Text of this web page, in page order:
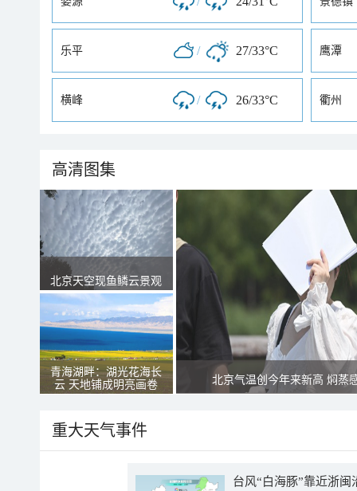
乐平 / 27/33°C 鹰潭
横峰 / 26/33°C 衢州
高清图集
北京天空现鱼鳞云景观
青海湖畔：湖光花海长
云 天地铺成明亮画卷
北京气温创今年来新高 焖蒸
重大天气事件
台风“白海豚”靠近浙